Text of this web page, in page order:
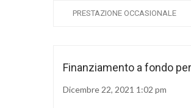
PRESTAZIONE OCCASIONALE
Finanziamento a fondo
Dicembre 22, 2021 1:02 pm